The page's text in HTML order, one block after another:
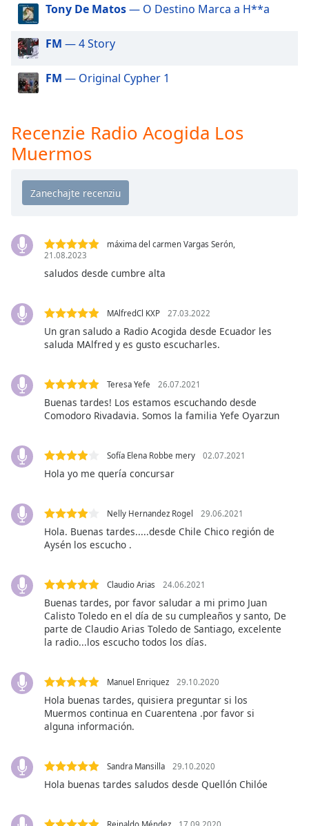
close
window.
Text
Color
Opacity
Background
Opacity
Background
Color
Text
Font
Reset
dialog
window.
Tony De Matos— O Destino Marca a H**a
FM — 4 Story
FM — Original Cypher 1
Recenzie Radio Acogida Los
Muermos
máxima del carmen Vargas Serón,
21.08.2023
saludos desde cumbre alta
MAlfredCl KXP 27.03.2022
Un gran saludo a Radio Acogida desde Ecuador les
saluda MAlfred y es gusto escucharles.
Teresa Yefe 26.07.2021
Buenas tardes! Los estamos escuchando desde
Comodoro Rivadavia. Somos la familia Yefe Oyarzun
Sofía Elena Robbe mery 02.07.2021
Hola yo me quería concursar
Nelly Hernandez Rogel 29.06.2021
Hola. Buenas tardes.....desde Chile Chico región de
Aysén los escucho .
Claudio Arias 24.06.2021
Buenas tardes, por favor saludar a mi primo Juan
Calisto Toledo en el día de su cumpleaños y santo, De
parte de Claudio Arias Toledo de Santiago, excelente
la radio...los escucho todos los días.
Manuel Enriquez 29.10.2020
Hola buenas tardes, quisiera preguntar si los
Muermos continua en Cuarentena .por favor si
alguna información.
Sandra Mansilla 29.10.2020
Hola buenas tardes saludos desde Quellón Chilóe